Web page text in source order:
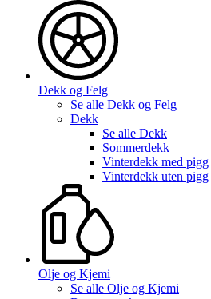
Dekk og Felg
Se alle Dekk og Felg
Dekk
Se alle Dekk
Sommerdekk
Vinterdekk med pigg
Vinterdekk uten pigg
Olje og Kjemi
Se alle Olje og Kjemi